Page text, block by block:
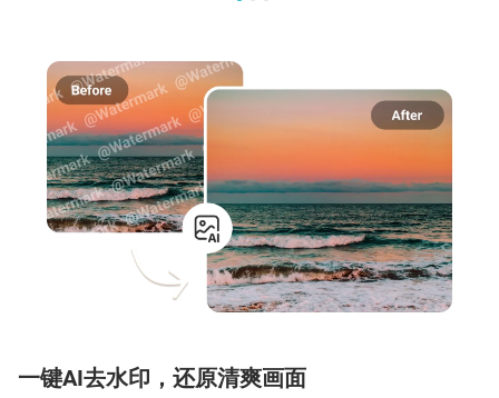
一键AI去水印，还原清爽画面